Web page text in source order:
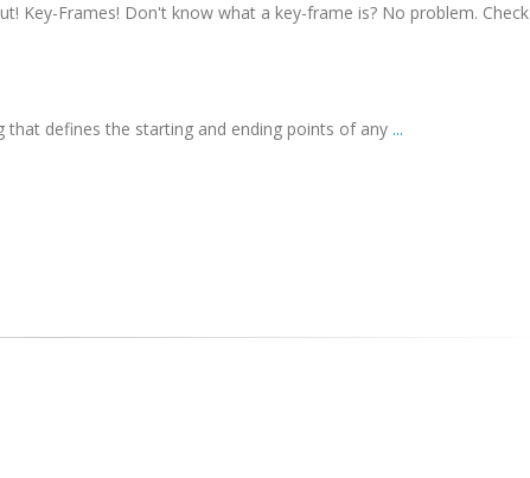
Key-Frames! Don't know what a key-frame is? No problem. Check
that defines the starting and ending points of any ...